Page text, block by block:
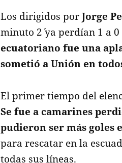
Los dirigidos porJorge
minuto 2´ ya perdían 1 a
ecuatoriano fue una
sometió a Unión en
El primer tiempo del
Se fue a camarines
pudieron ser más goles
para rescatar en la
todas sus líneas.